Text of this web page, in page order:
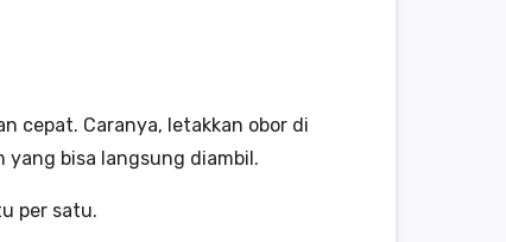
cepat. Caranya, letakkan obor di
yang bisa langsung diambil.
per satu.